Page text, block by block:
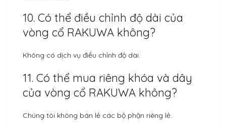
10. Có thể điều chỉnh độ dài của
vòng cổ RAKUWA không?
Không có dịch vụ điều chỉnh độ dài.
11. Có thể mua riêng khóa và dây
của vòng cổ RAKUWA không?
Chúng tôi không bán lẻ các bộ phận riêng lẻ.